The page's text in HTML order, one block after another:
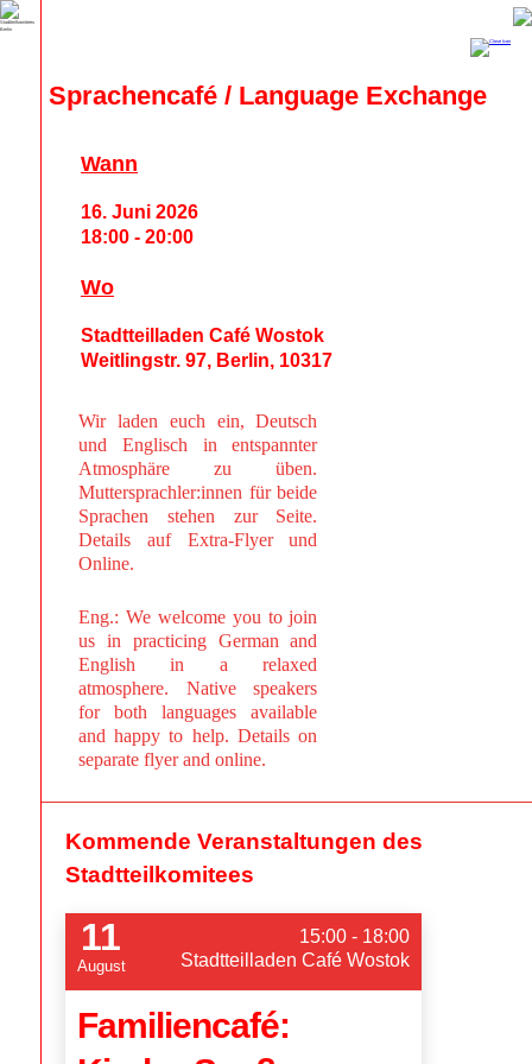
Sprachencafé / Language Exchange
Wir laden euch ein, Deutsch
und Englisch in entspannter
Atmosphäre zu üben.
Muttersprachler:innen für beide
Sprachen stehen zur Seite.
Details auf Extra-Flyer und
Online.
Eng.: We welcome you to join
us in practicing German and
English in a relaxed
atmosphere. Native speakers
for both languages available
and happy to help. Details on
separate flyer and online.
Wann
16. Juni 2026
18:00 - 20:00
Wo
Stadtteilladen Café Wostok
Weitlingstr. 97, Berlin, 10317
Kommende Veranstaltungen des
Stadtteilkomitees
11
August
15:00 - 18:00
Stadtteilladen Café Wostok
Familiencafé: